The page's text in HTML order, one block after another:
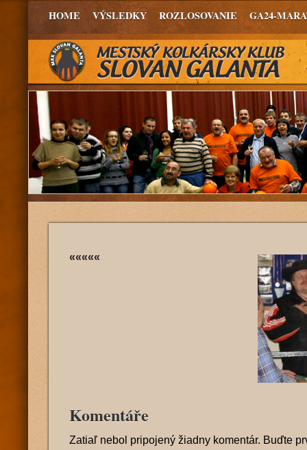
HOME VÝSLEDKY ROZLOSOVANIE GA24-
«««««
Komentáře
Zatiaľ nebol pripojený žiadny komentár. Buďte